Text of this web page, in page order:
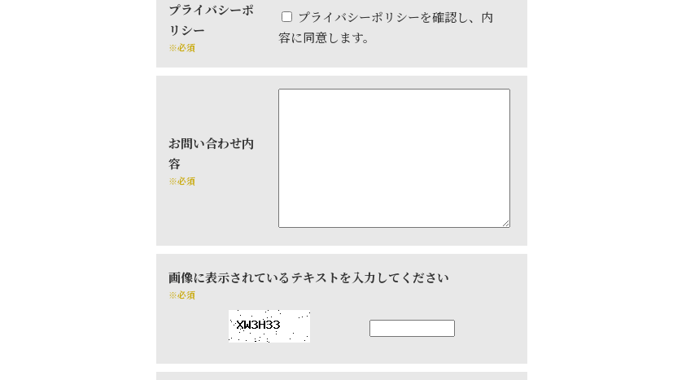
プライバシーポ
リシー
※必須
プライバシーポリシーを確認し、内
容に同意します。
お問い合わせ内
容
※必須
画像に表示されているテキストを入力してください
※必須